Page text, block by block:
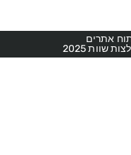
אתרים
שוות 2025